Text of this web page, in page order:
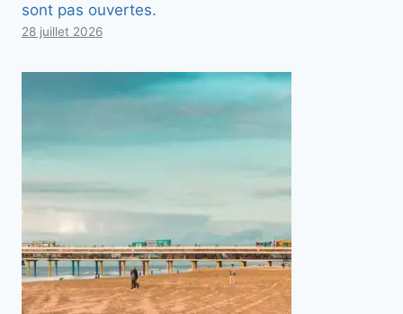
sont pas ouvertes.
28 juillet 2026